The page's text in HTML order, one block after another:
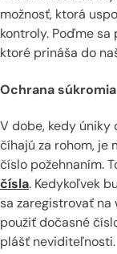
možnosť, ktorá
kontroly. Poďme
ktoré prináša do
Ochrana súkromia
V dobe, kedy úniky
číhajú za rohom, je
číslo požehnaním.
čísla. Kedykoľvek
sa zaregistrovať na
použiť dočasné
plášť neviditeľnosti.